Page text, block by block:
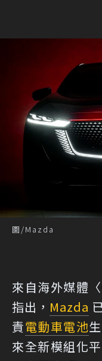
圖/Mazda
來自海外媒體
指出， Mazda
責電動車電池
來全新模組化